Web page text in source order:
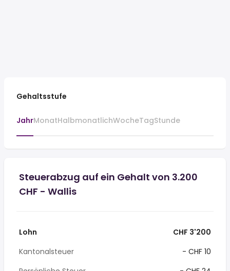
Gehaltsstufe
JahrMonatHalbmonatlichWocheTagStunde
Steuerabzug auf ein Gehalt von 3.200
CHF - Wallis
Lohn
CHF 3'200
Kantonalsteuer
- CHF 10